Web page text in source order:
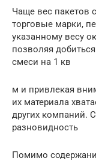
Чаще вес пакетов
торговые марки,
указанному весу
позволяя
смеси на 1 кв
м и привлекая
их материала
других компаний.
разновидность
Помимо